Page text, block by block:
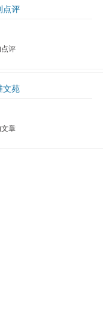
点评
评
文苑
章